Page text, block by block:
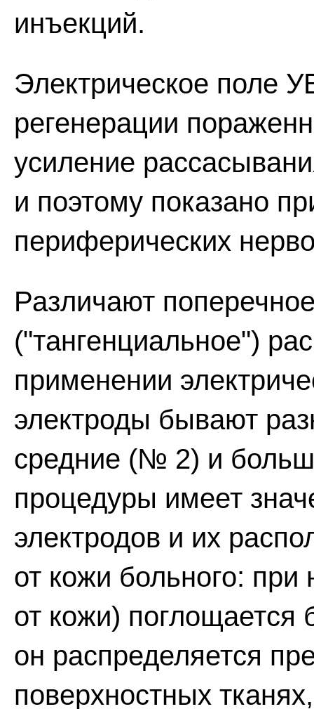
инъекций.
Электрическое поле
регенерации
усиление
и поэтому показано
периферических
Различают
("тангенциальное")
применении
электроды бывают
средние (№ 2) и
процедуры имеет
электродов и их
от кожи больного:
от кожи)
он распределяется
поверхностных